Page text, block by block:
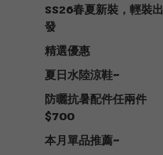
SS26春夏新裝，輕裝出
發
精選優惠
夏日水陸涼鞋~
防曬抗暑配件任兩件
$700
本月單品推薦~